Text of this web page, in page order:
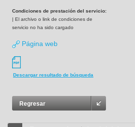
Condiciones de prestación del servicio:
| El archivo o link de condiciones de
servicio no ha sido cargado
Página web
Descargar resultado de búsqueda
Regresar